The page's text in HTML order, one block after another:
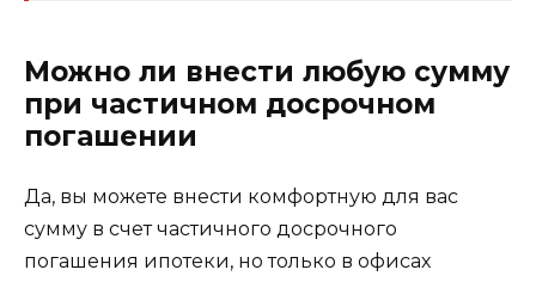
Можно ли внести любую сумму
при частичном досрочном
погашении
Да, вы можете внести комфортную для вас
сумму в счет частичного досрочного
погашения ипотеки, но только в офисах